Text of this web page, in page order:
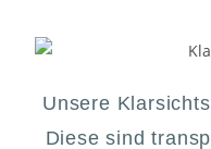
Unsere
Diese sind